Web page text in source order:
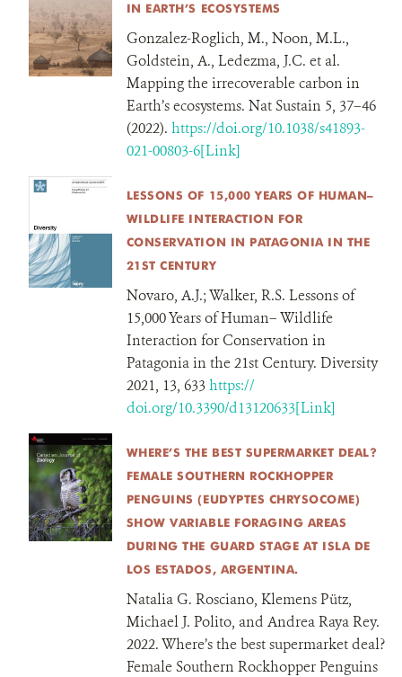
IN EARTH’S ECOSYSTEMS
Gonzalez-Roglich, M., Noon, M.L.,
Goldstein, A., Ledezma, J.C. et al.
Mapping the irrecoverable carbon in
Earth’s ecosystems. Nat Sustain 5, 37–46
(2022). https://doi.org/10.1038/s41893-
021-00803-6[Link]
LESSONS OF 15,000 YEARS OF HUMAN–
WILDLIFE INTERACTION FOR
CONSERVATION IN PATAGONIA IN THE
21ST CENTURY
Novaro, A.J.; Walker, R.S. Lessons of
15,000 Years of Human– Wildlife
Interaction for Conservation in
Patagonia in the 21st Century. Diversity
2021, 13, 633https://
doi.org/10.3390/d13120633[Link]
WHERE’S THE BEST SUPERMARKET DEAL?
FEMALE SOUTHERN ROCKHOPPER
PENGUINS (EUDYPTES CHRYSOCOME)
SHOW VARIABLE FORAGING AREAS
DURING THE GUARD STAGE AT ISLA DE
LOS ESTADOS, ARGENTINA.
Natalia G. Rosciano, Klemens Pütz,
Michael J. Polito, and Andrea Raya Rey.
2022. Where’s the best supermarket deal?
Female Southern Rockhopper Penguins